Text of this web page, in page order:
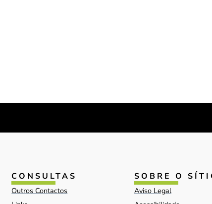
CONSULTAS
Outros Contactos
SOBRE O
Aviso Legal